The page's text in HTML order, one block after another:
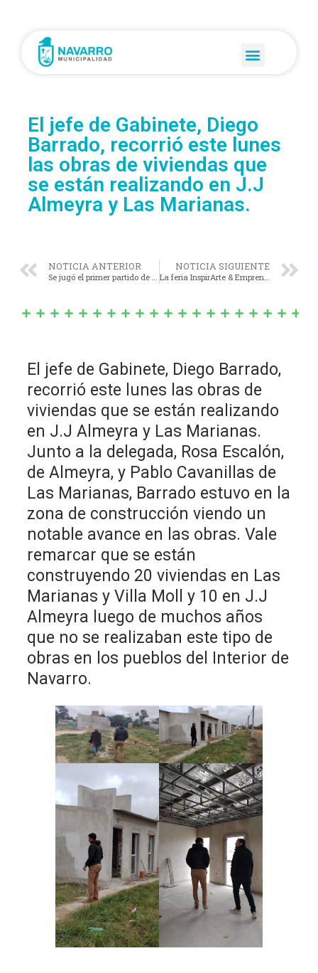
El jefe de Gabinete, Diego
Barrado, recorrió este lunes
las obras de viviendas que
se están realizando en J.J
Almeyra y Las Marianas.
NOTICIA ANTERIOR
Se jugó el primer partido de la Liga Inclusiva Provincial con la participación de los dos equipos de Navarro.
NOTICIA SIGUIENTE
La feria InspirArte & Emprender tuvo un gran fin de semana en el predio del Fortín.
El jefe de Gabinete, Diego Barrado,
recorrió este lunes las obras de
viviendas que se están realizando
en J.J Almeyra y Las Marianas.
Junto a la delegada, Rosa Escalón,
de Almeyra, y Pablo Cavanillas de
Las Marianas, Barrado estuvo en la
zona de construcción viendo un
notable avance en las obras. Vale
remarcar que se están
construyendo 20 viviendas en Las
Marianas y Villa Moll y 10 en J.J
Almeyra luego de muchos años
que no se realizaban este tipo de
obras en los pueblos del Interior de
Navarro.